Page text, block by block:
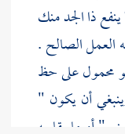
ذا الجد منك
العمل الصالح .
محمول على حظ
أن يكون "
يمنع " أو ما يقاربه